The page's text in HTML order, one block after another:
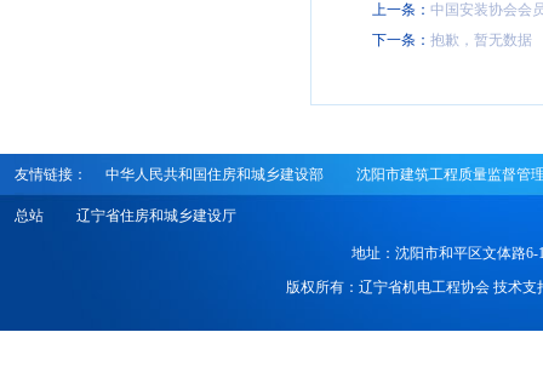
上一条： 中国安装协会会
下一条： 抱歉，暂无数据
友情链接： 中华人民共和国住房和城乡建设部 沈阳市建筑工程质量监督管
总站 辽宁省住房和城乡建设厅
地址：沈阳市和平区文体路
版权所有：辽宁省机电工程协会 技术支